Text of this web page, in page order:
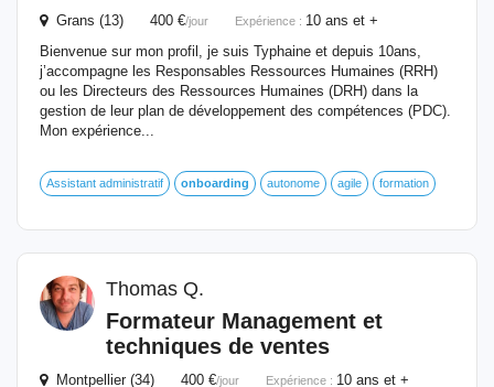
Grans (13) 400 €/jour Expérience : 10 ans et +
Bienvenue sur mon profil, je suis Typhaine et depuis 10ans,
j’accompagne les Responsables Ressources Humaines (RRH)
ou les Directeurs des Ressources Humaines (DRH) dans la
gestion de leur plan de développement des compétences (PDC).
Mon expérience...
Assistant administratif onboarding autonome agile formation
Thomas Q.
Formateur Management et
techniques de ventes
Montpellier (34) 400 €/jour Expérience : 10 ans et +